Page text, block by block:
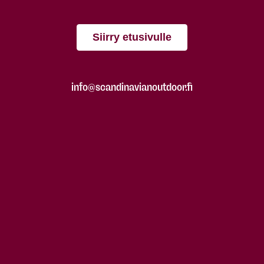
Siirry etusivulle
info@scandinavianoutdoor.fi